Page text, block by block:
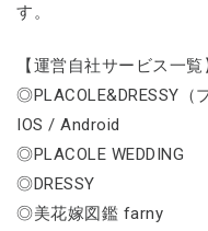
す。
【運営自社サービス一覧
◎PLACOLE&DRESSY（
IOS / Android
◎PLACOLE WEDDING
◎DRESSY
◎美花嫁図鑑 farny